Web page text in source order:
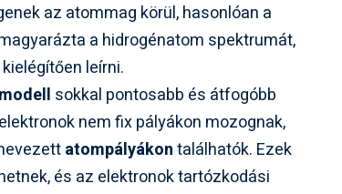
az atommag körül, hasonlóan a
a hidrogénatom spektrumát,
leírni.
sokkal pontosabb és átfogóbb
nem fix pályákon mozognak,
atompályákontalálhatók. Ezek
és az elektronok tartózkodási